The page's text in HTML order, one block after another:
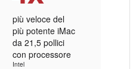
più veloce del
più potente iMac
da 21,5 pollici
con processore
Intel